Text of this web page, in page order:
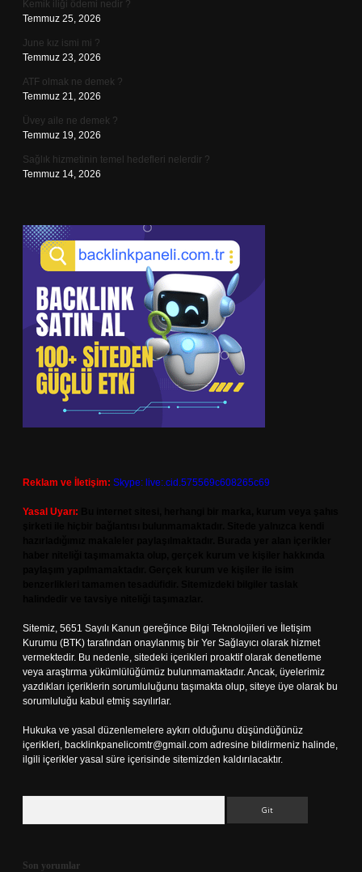
Kemik iliği ödemi nedir ?
Temmuz 25, 2026
June kız ismi mi ?
Temmuz 23, 2026
ATF olmak ne demek ?
Temmuz 21, 2026
Üvey aile ne demek ?
Temmuz 19, 2026
Sağlık hizmetinin temel hedefleri nelerdir ?
Temmuz 14, 2026
Reklam ve İletişim: Skype: live:.cid.575569c608265c69
Yasal Uyarı:
Sitemiz, 5651 Sayılı Kanun gereğince Bilgi Teknolojileri ve İletişim
Kurumu (BTK) tarafından onaylanmış bir Yer Sağlayıcı olarak hizmet
vermektedir. Bu nedenle, sitedeki içerikleri proaktif olarak denetleme
veya araştırma yükümlülüğümüz bulunmamaktadır. Ancak, üyelerimiz
yazdıkları içeriklerin sorumluluğunu taşımakta olup, siteye üye olarak bu
sorumluluğu kabul etmiş sayılırlar.
Hukuka ve yasal düzenlemelere aykırı olduğunu düşündüğünüz
içerikleri, backlinkpanelicomtr@gmail.com adresine bildirmeniz halinde,
ilgili içerikler yasal süre içerisinde sitemizden kaldırılacaktır.
Son yorumlar